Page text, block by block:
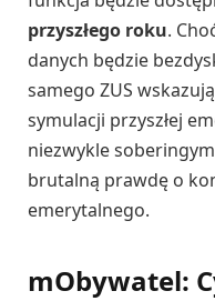
przyszłego roku.
danych będzie
samego ZUS
symulacji przyszłej
niezwykle
brutalną prawdę o
emerytalnego.
mObywatel: